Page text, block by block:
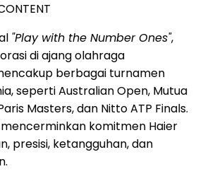
"Play with the Number Ones",
di ajang olahraga
berbagai turnamen
seperti Australian Open, Mutua
Masters, dan Nitto ATP Finals.
komitmen Haier
presisi, ketangguhan, dan